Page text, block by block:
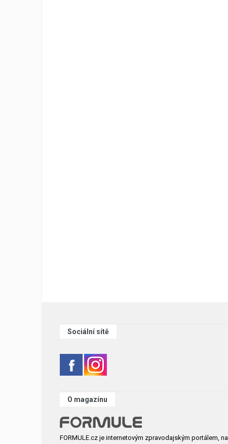
Sociální sítě
O magazínu
FORMULE.cz je internetovým zpravodajským portálem, na